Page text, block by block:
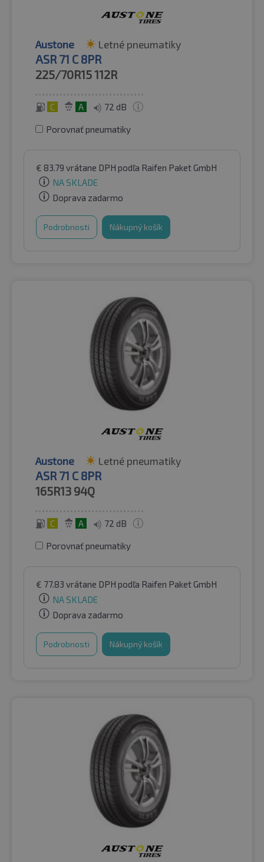
Austone Letné pneumatiky
ASR 71 C 8PR
225/70R15112R
C A 72 dB
Porovnať pneumatiky
€ 83.79 vrátane DPH podľa Raifen Paket GmbH
NA SKLADE
Doprava zadarmo
Podrobnosti Nákupný košík
Austone Letné pneumatiky
ASR 71 C 8PR
165R13 94Q
C A 72 dB
Porovnať pneumatiky
€ 77.83 vrátane DPH podľa Raifen Paket GmbH
NA SKLADE
Doprava zadarmo
Podrobnosti Nákupný košík